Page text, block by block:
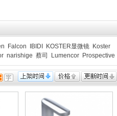
Falcon IBIDI KOSTER显微镜 Koster
narishige 蔡司 Lumencor Prospective